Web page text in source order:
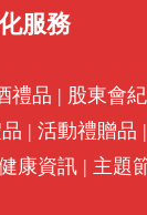
服務
禮品 | 股東會
| 活動禮贈品 |
康資訊 | 主題